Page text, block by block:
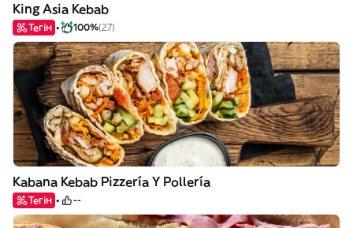
King Asia Kebab
Тегін 100%(27)
Kabana Kebab Pizzería Y Pollería
Тегін --